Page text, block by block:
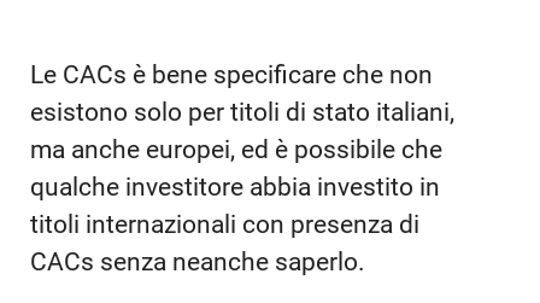
Le CACs è bene specificare che non
esistono solo per titoli di stato italiani,
ma anche europei, ed è possibile che
qualche investitore abbia investito in
titoli internazionali con presenza di
CACs senza neanche saperlo.